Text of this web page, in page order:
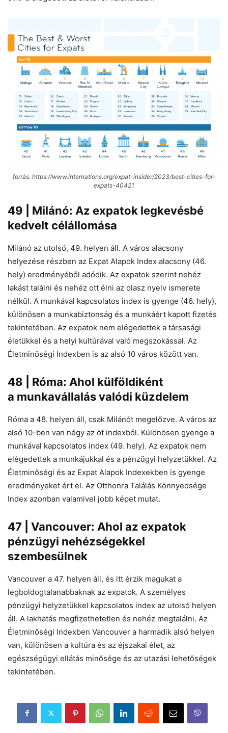
forrás: https://www.internations.org/expat-insider/2023/best-cities-for-
expats-40421
49 | Milánó: Az expatok legkevésbé
kedvelt célállomása
Milánó az utolsó, 49. helyen áll. A város alacsony
helyezése részben az Expat Alapok Index alacsony (46.
hely) eredményéből adódik. Az expatok szerint nehéz
lakást találni és nehéz ott élni az olasz nyelv ismerete
nélkül. A munkával kapcsolatos index is gyenge (46. hely),
különösen a munkabiztonság és a munkáért kapott fizetés
tekintetében. Az expatok nem elégedettek a társasági
életükkel és a helyi kultúrával való megszokással. Az
Életminőségi Indexben is az alsó 10 város között van.
48 | Róma: Ahol külföldiként
a munkavállalás valódi küzdelem
Róma a 48. helyen áll, csak Milánót megelőzve. A város az
alsó 10-ben van négy az öt indexből. Különösen gyenge a
munkával kapcsolatos index (49. hely). Az expatok nem
elégedettek a munkájukkal és a pénzügyi helyzetükkel. Az
Életminőségi és az Expat Alapok Indexekben is gyenge
eredményeket ért el. Az Otthonra Találás Könnyedsége
Index azonban valamivel jobb képet mutat.
47 | Vancouver: Ahol az expatok
pénzügyi nehézségekkel
szembesülnek
Vancouver a 47. helyen áll, és itt érzik magukat a
legboldogtalanabbaknak az expatok. A személyes
pénzügyi helyzetükkel kapcsolatos index az utolsó helyen
áll. A lakhatás megfizethetetlen és nehéz megtalálni. Az
Életminőségi Indexben Vancouver a harmadik alsó helyen
van, különösen a kultúra és az éjszakai élet, az
egészségügyi ellátás minősége és az utazási lehetőségek
tekintetében.